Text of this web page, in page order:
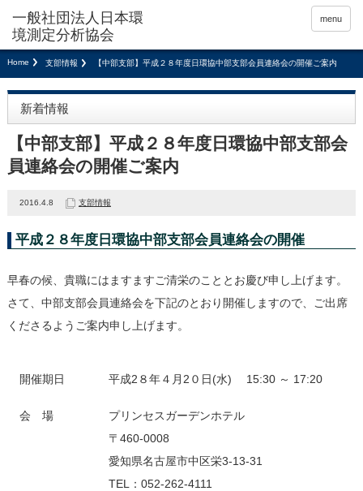
menu
Home 支部情報 【中部支部】平成２８年度日環協中部支部会員連絡会の開催ご案内
新着情報
【中部支部】平成２８年度日環協中部支部会
員連絡会の開催ご案内
2016.4.8 支部情報
平成２８年度日環協中部支部会員連絡会の開催
早春の候、貴職にはますますご清栄のこととお慶び申し上げます。
さて、中部支部会員連絡会を下記のとおり開催しますので、ご出席
くださるようご案内申し上げます。
開催期日 平成2８年４月2０日(水) 15:30 ～ 17:20
会 場
プリンセスガーデンホテル
〒460-0008
愛知県名古屋市中区栄3-13-31
TEL：052-262-4111